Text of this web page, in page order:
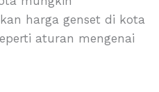
harga genset di kota
aturan mengenai